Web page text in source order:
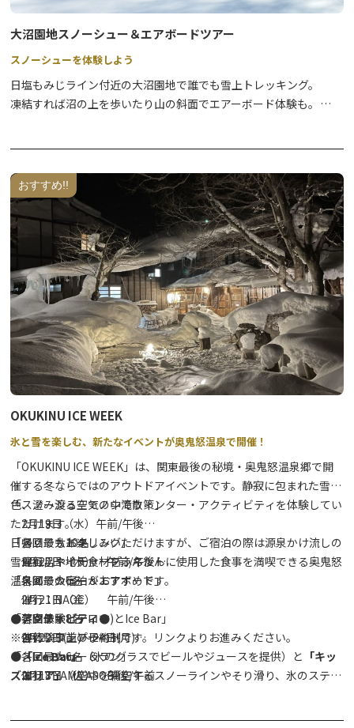
アウトドアデイズ in 日光のチケットを対象の施設でお見せいただ
くと、入浴料金が割引になります（大人200円割引！小人100円割
引！）。
※参加施設名は、下記「関連資料」をご確認ください。
【特別出店/ランチ営業】
奥日光湯元温泉でランチはいかがですか？アウトドアデイズ in 日
光に合わせて特別にランチ営業するホテルもございます。
日程：2026年2月28日（土）・3月1日（日）
＜特別出店＞
・休暇村日光湯元 10：00～14：00（お弁当販売）
・ペンション レスカル 10：00～14：00（日光湯元ビジター
センター内／暖かい飲食物）
・Girouette（3/1のみ） 11：00～14：00（日光湯元ビジタ
＜ランチ営業＞
・東武ロッジ 10：00～15：00
・ＺＥＮの冬小屋 11：00～15：00
・お食事処ふく（紫雲荘） 12：00～14：00
大沼園地スノーシュー＆エアボードツアー
スノーシューを体験しよう
日塩もみじライン付近の大沼園地で誰でも雪上トレッキング。
凍結すれば沼の上を歩いたり山の斜面でエアーボード体験も。
おすすめ!!
OKUKINU ICE WEEK
氷と雪を楽しむ、新たなイベントが奥鬼怒温泉で開催！
「OKUKINU ICE WEEK」は、関東最後の秘境・奥鬼怒温泉郷で開
催する冬ならではのアウトドアイベントです。静寂に包まれた雪景
色、澄み渡る空気の中でウィンター・アクティビティを体験してい
ただけます。
日帰りでもお楽しみいただけますが、ご宿泊の際は源泉かけ流しの
雪見風呂や地元食材をふんだんに使用した食事を満喫できる奥鬼怒
温泉郷での宿泊がおすすめです。
●アクティビティ●
※各体験事前の予約制です。リンクよりお進みください。
「スノーシュー＆ラン」
2月18日（火） 午後/午前
「スノーシューでノシ滝散策」
2月19日（水）午前/午後
各回最大10名
催行：ネイチャープラネット
「スノーサイクリング」
2月20日（木） 午前/午後
各回最大6名
催行：NAOC
「スノーシュー＆エアボード」
2月21日（金） 午前/午後
各回最大8名
催行：ワンプレイト
「蒸留体験（アロマ)とIce Bar」
2月22日(土)～24日(月)
各回最大6名
催行：YAMA ASOBI
●「Ice Bar」（氷のグラスでビールやジュースを提供）と 「キッ
ズエリア」（空中を滑空するスノーラインやそり滑り、氷のステン